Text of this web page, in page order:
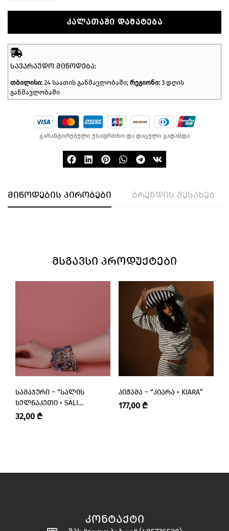
ᲙᲐᲚᲐᲗᲐᲨᲘ ᲓᲐᲛᲐᲢᲔᲑᲐ
ᲡᲐᲕᲐᲠᲐᲣᲓᲝ ᲛᲘᲬᲝᲓᲔᲑᲐ:
თბილისი: 24 საათის განმავლობაში; რეგიონი: 3 დღის
განმავლობაში
გარანტირებული უსაფრთხო და დაცული გადახდა
მიწოდების პირობები ბრენდის შესახებ
ᲛᲡᲒᲐᲕᲡᲘ ᲞᲠᲝᲓᲣᲥᲢᲔᲑᲘ
ᲡᲐᲛᲐᲯᲣᲠᲘ – “ᲡᲐᲚᲘᲡ
ᲮᲔᲚᲜᲐᲙᲔᲗᲘ • SALI
HANDMADE”
32,00 ₾
ᲞᲘᲟᲐᲛᲐ – “ᲙᲘᲐᲠᲐ • KIARA”
177,00 ₾
ᲙᲝᲜᲢᲐᲥᲢᲘ